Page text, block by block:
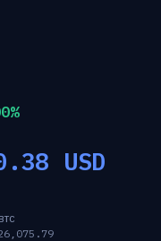
USD